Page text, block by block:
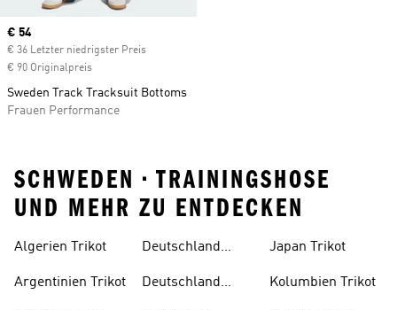
Current price
€ 54
€ 36 Letzter niedrigster Preis
€ 90 Originalpreis
Sweden Track Tracksuit Bottoms
Frauen Performance
SCHWEDEN • TRAININGSHOSE
UND MEHR ZU ENTDECKEN
Algerien Trikot
Argentinien Trikot
Deutschland
Deutschland
Japan Trikot
Kolumbien Trikot